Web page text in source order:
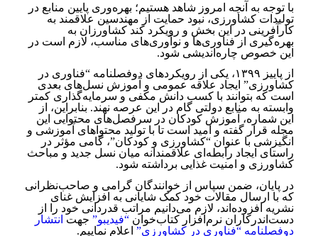
با توجه به آنچه امروز شاهد هستیم؛ بهره‌وری پایین منابع در
تولیدات کشاورزی، نبود حمایت از مهندسین علاقمند به
کارآفرینی در این بخش و رویکرد کند کشاورزان به
بهره‌گیری از فناوری‌ها و نوآوری‌های مناسب، لازم است در
این خصوص چاره‌اندیشی شود.
از پاییز ۱۳۹۹، یکی از رویکردهای دوفصلنامه “فناوری در
کشاورزی” ایجاد علاقه عمومی و آموزش نسل‌های بعدی
است که بتوانند با کسب دانش مکفی و سرمایه‌گذاری کمتر
وابسته به منابع دولتی گام در این عرصه نهند. بنابراین، از
این شماره، آموزش کودکان در سرفصل‌های محتوایی این
مجله قرار گفته و امید است تا با تولید محتواهای آموزشی و
انگیزشی با عنوان “کشاورزی و کودکان”، گامی مؤثر در
راستای ایجاد رابطه‌ای علاقمندانه میان نسل جدید و مباحث
کشاورزی و امنیت غذایی برداشته شود.
در پایان، ضمن سپاس از خوانندگان گرامی و صاحب‌نظرانی
که با ارسال مقالات خود کمک شایانی به افزایش غنای
نشریه افزوده‌اند، لازم می‌دانیم مراتب قدردانی خود را از
دست‌اندرکاران نرم‌افزار کتاب‌خوان “فیدیبو”جهت انتشار
دوفصلنامه “فناوری در کشاورزی”اعلام نماییم.